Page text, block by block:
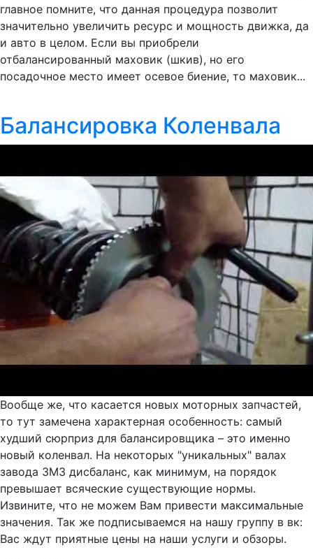
главное помните, что данная процедура позволит
значительно увеличить ресурс и мощность движка, да
и авто в целом. Если вы приобрели
отбалансированный маховик (шкив), но его
посадочное место имеет осевое биение, то маховик...
Балансировка Коленвала
Вообще же, что касается новых моторных запчастей,
то тут замечена характерная особенность: самый
худший сюрприз для балансировщика – это именно
новый коленвал. На некоторых "уникальных" валах
завода ЗМЗ дисбаланс, как минимум, на порядок
превышает всяческие существующие нормы.
Извините, что не можем Вам привести максимальные
значения. Так же подписываемся на нашу группу в вк:
Вас ждут приятные цены на наши услуги и обзоры.